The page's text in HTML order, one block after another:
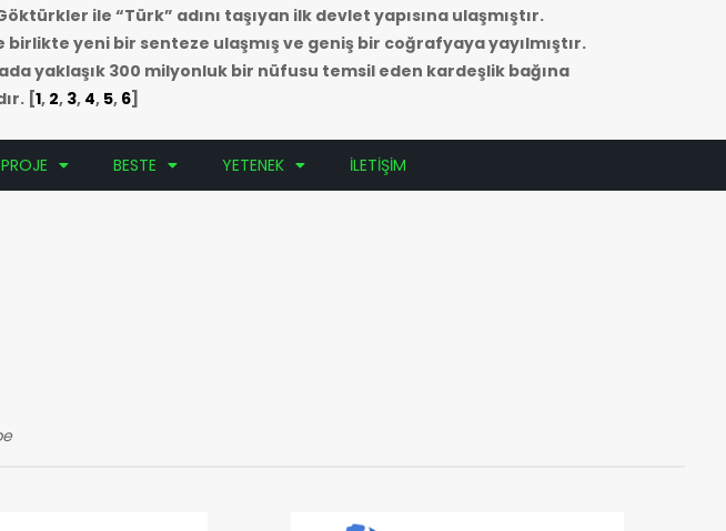
ile “Türk” adını taşıyan ilk devlet yapısına ulaşmıştır.
yeni bir senteze ulaşmış ve geniş bir coğrafyaya yayılmıştır.
yaklaşık 300 milyonluk bir nüfusu temsil eden kardeşlik bağına
[1, 2, 3, 4, 5, 6]
PROJE BESTE YETENEK İLETİŞİM